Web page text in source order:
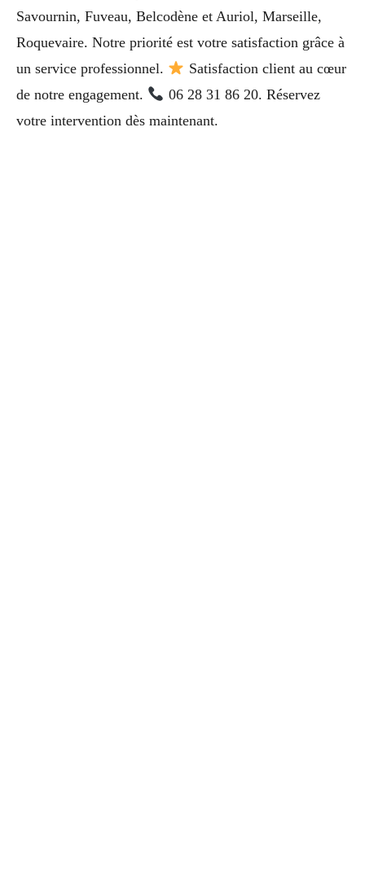
Savournin, Fuveau, Belcodène et Auriol, Marseille,
Roquevaire. Notre priorité est votre satisfaction grâce à
un service professionnel.
Satisfaction client au cœur
de notre engagement.
06 28 31 86 20. Réservez
votre intervention dès maintenant.